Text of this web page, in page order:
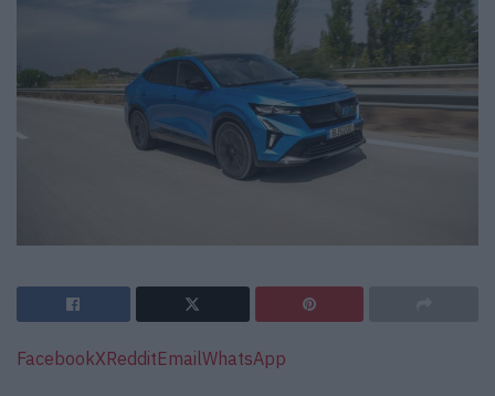
FacebookXRedditEmailWhatsApp